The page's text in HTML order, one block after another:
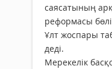
саясатының
реформасы
Ұлт жоспары
деді.
Мерекелік